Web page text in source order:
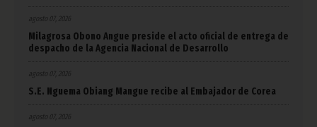
agosto 07, 2026
Milagrosa Obono Angue preside el acto oficial de entrega de
despacho de la Agencia Nacional de Desarrollo
agosto 07, 2026
S.E. Nguema Obiang Mangue recibe al Embajador de Corea
agosto 07, 2026